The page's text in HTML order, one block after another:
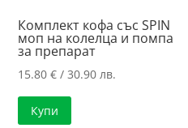
Комплект кофа със SPIN
моп на колелца и помпа
за препарат
15.80€ / 30.90 лв.
Купи